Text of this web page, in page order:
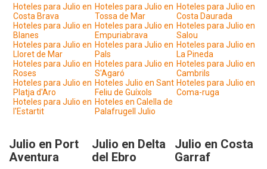
Hoteles para Julio en
Costa Brava
Hoteles para Julio en
Tossa de Mar
Hoteles para Julio en
Costa Daurada
Hoteles para Julio en
Blanes
Hoteles para Julio en
Empuriabrava
Hoteles para Julio en
Salou
Hoteles para Julio en
Lloret de Mar
Hoteles para Julio en
Pals
Hoteles para Julio en
La Pineda
Hoteles para Julio en
Roses
Hoteles para Julio en
S'Agaró
Hoteles para Julio en
Cambrils
Hoteles para Julio en
Platja d'Aro
Hoteles Julio en Sant
Feliu de Guíxols
Hoteles para Julio en
Coma-ruga
Hoteles para Julio en
l'Estartit
Hoteles en Calella de
Palafrugell Julio
Julio en Port
Aventura
Julio en Delta
del Ebro
Julio en Costa
Garraf